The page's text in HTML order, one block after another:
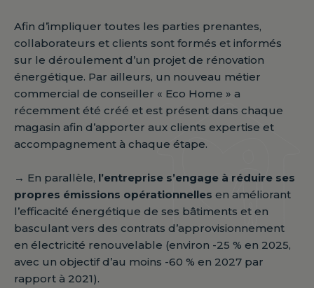
Afin d’impliquer toutes les parties prenantes,
collaborateurs et clients sont formés et informés
sur le déroulement d’un projet de rénovation
énergétique. Par ailleurs, un nouveau métier
commercial de conseiller « Eco Home » a
récemment été créé et est présent dans chaque
magasin afin d’apporter aux clients expertise et
accompagnement à chaque étape.
→ En parallèle, l’entreprise s’engage à réduire ses
propres émissions opérationnelles en améliorant
l’efficacité énergétique de ses bâtiments et en
basculant vers des contrats d’approvisionnement
en électricité renouvelable (environ -25 % en 2025,
avec un objectif d’au moins -60 % en 2027 par
rapport à 2021).